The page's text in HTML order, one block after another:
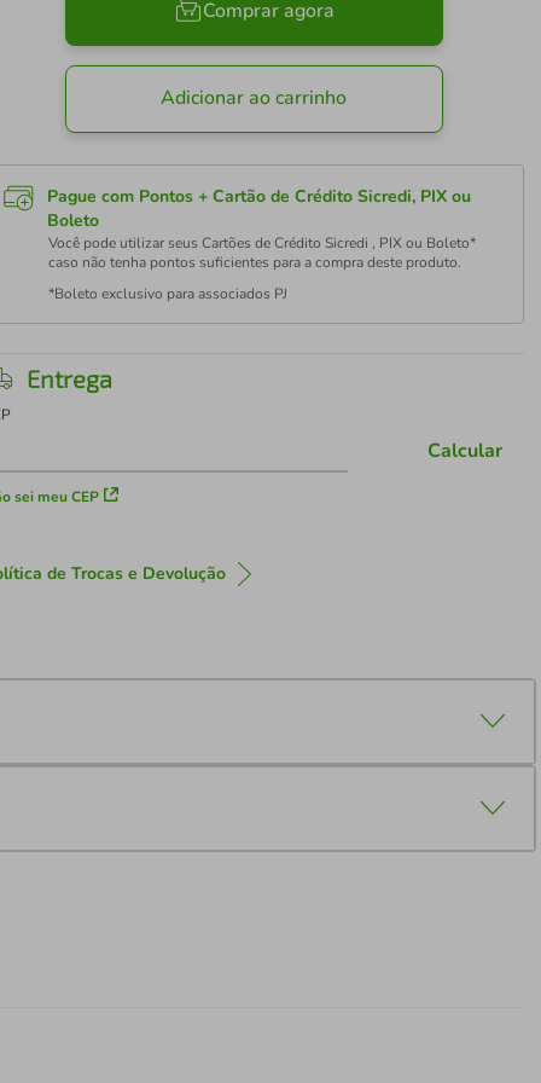
Comprar agora
Adicionar ao carrinho
Pague com Pontos + Cartão de Crédito Sicredi, PIX ou
Boleto
Você pode utilizar seus Cartões de Crédito Sicredi , PIX ou Boleto*
caso não tenha pontos suficientes para a compra deste produto.
*Boleto exclusivo para associados PJ
Entrega
sei meu CEP
Calcular
de Trocas e Devolução